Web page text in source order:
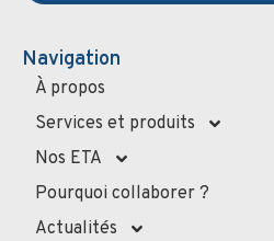
Navigation
À propos
Services et produits
Nos ETA
Pourquoi collaborer ?
Actualités